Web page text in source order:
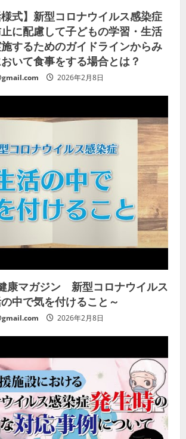
様式】新型コロナウイルス感染症
に配慮して子どもの学習・生活
するためのガイドラインからみ
いて食事をする場合とは？
2026年2月8日
健康マガジン 新型コロナウイルス
中で気を付けること～
2026年2月8日